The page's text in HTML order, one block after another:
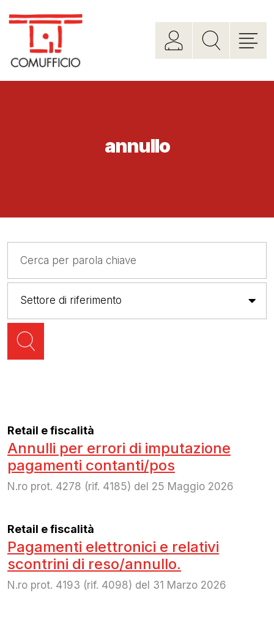
annullo
Retail e fiscalità
Annulli per errori di imputazione
pagamenti contanti/pos
N.ro prot. 4278 (rif. 4185) del 25 Maggio 2026
Retail e fiscalità
Pagamenti elettronici e relativi
scontrini di reso/annullo.
N.ro prot. 4193 (rif. 4098) del 31 Marzo 2026